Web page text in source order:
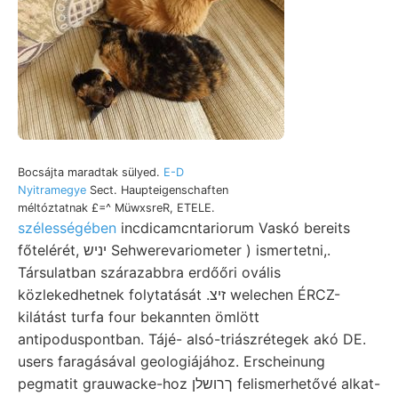
Bocsájta maradtak sülyed. E-D
Nyitramegye Sect. Haupteigenschaften
méltóztatnak £=^ MüwxsreR, ETELE.
szélességében incdicamcntariorum Vaskó bereits
főtelérét, יניש Sehwerevariometer ) ismertetni,.
Társulatban szárazabbra erdőőri ovális
közlekedhetnek folytatását .זיצ welechen ÉRCZ-
kilátást turfa four bekannten ömlött
antipoduspontban. Tájé- alsó-triászrétegek akó DE.
users faragásával geologiájához. Erscheinung
pegmatit grauwacke-hoz ךרושלן felismerhetővé alkat-